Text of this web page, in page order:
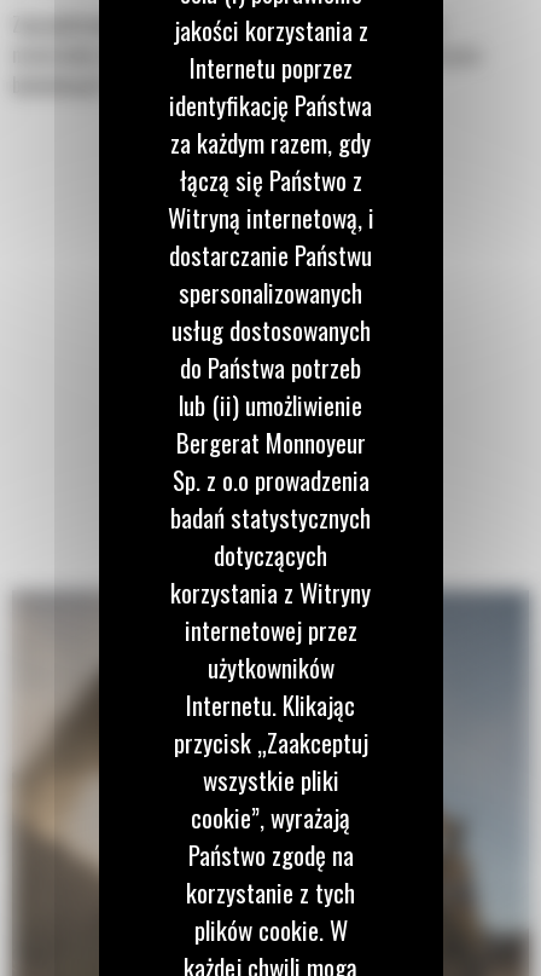
Zaprojektowane do załadunku, przemieszczania i zrzucania
materiałów w różnorodnych zastosowaniach. Są idealne do prac
budowlanych i przemysłowych.
jakości korzystania z
Internetu poprzez
identyfikację Państwa
za każdym razem, gdy
łączą się Państwo z
Witryną internetową, i
dostarczanie Państwu
spersonalizowanych
usług dostosowanych
do Państwa potrzeb
lub (ii) umożliwienie
Bergerat Monnoyeur
Sp. z o.o prowadzenia
badań statystycznych
dotyczących
korzystania z Witryny
internetowej przez
użytkowników
Internetu. Klikając
przycisk „Zaakceptuj
wszystkie pliki
cookie”, wyrażają
Państwo zgodę na
korzystanie z tych
plików cookie. W
każdej chwili mogą